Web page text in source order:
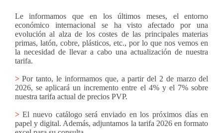
Le informamos que en los últimos meses, el entorno
económico internacional se ha visto afectado por una
evolución al alza de los costes de las principales materias
primas, latón, cobre, plásticos, etc., por lo que nos vemos en
la necesidad de llevar a cabo una actualización de nuestra
tarifa.
>Por tanto, le informamos que, a partir del 2 de marzo del
2026, se aplicará un incremento entre el 4% y el 7% sobre
nuestra tarifa actual de precios PVP.
> El nuevo catálogo será enviado en los próximos días en
papel y digital. Además, adjuntamos la tarifa 2026 en formato